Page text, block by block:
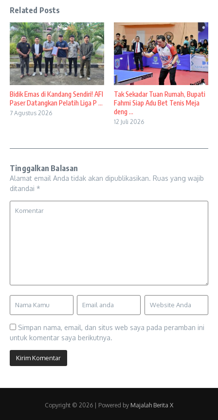
Related Posts
Bidik Emas di Kandang Sendiri! AFI
Paser Datangkan Pelatih Liga P ...
7 Agustus 2026
Tak Sekadar Tuan Rumah, Bupati
Fahmi Siap Adu Bet Tenis Meja
deng ...
12 Juli 2026
Tinggalkan Balasan
Alamat email Anda tidak akan dipublikasikan. Ruas yang wajib
ditandai *
Simpan nama, email, dan situs web saya pada peramban ini
untuk komentar saya berikutnya.
Copyright © 2026 | Powered by Majalah Berita X